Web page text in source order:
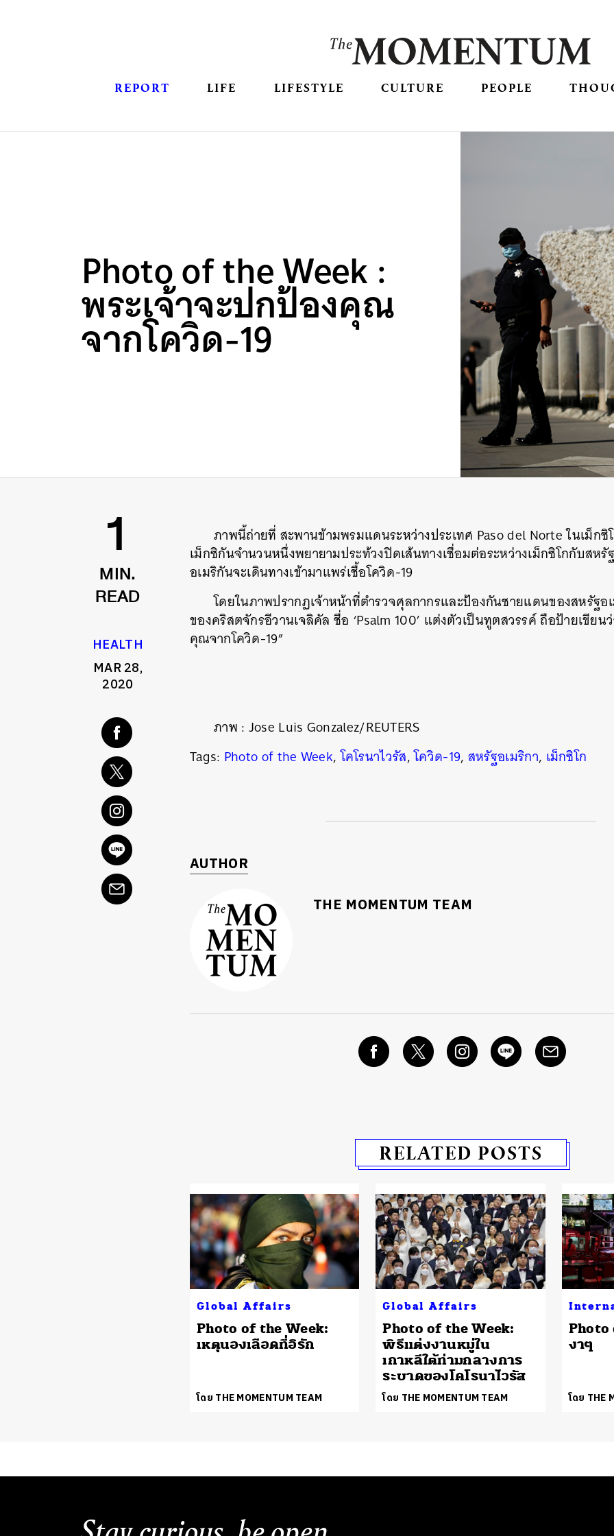
REPORT LIFE LIFESTYLE CULTURE PEOPLE
Photo of the Week :
พระเจ้าจะปกป้องคุณ
จากโควิด-19
1
MIN.
READ
HEALTH
MAR 28,
2020
ภาพนี้ถ่ายที่ สะพานข้ามพรมแดนระหว่างประเทศ Paso del Norteในเม็กซิ
เม็กซิกันจำนวนหนึ่งพยายามประท้วงปิดเส้นทางเชื่อมต่อระหว่างเม็กซิโกกับสหรั
อเมริกันจะเดินทางเข้ามาแพร่เชื้อโควิด-19
โดยในภาพปรากฏเจ้าหน้าที่ตำรวจศุลกากรและป้องกันชายแดนของสหรัฐอ
ของคริสตจักรอีวานเจลิคัล ชื่อ ‘Psalm 100’ แต่งตัวเป็นทูตสวรรค์ ถือป้ายเขียน
คุณจากโควิด-19”
ภาพ : Jose Luis Gonzalez/REUTERS
Tags: Photo of the Week,โคโรนาไวรัส,โควิด-19, สหรัฐอเมริกา, เม็กซิโก
AUTHOR
THE MOMENTUM TEAM
RELATED POSTS
Global Affairs
Photo of the Week:
เหตุนองเลือดที่อิรัก
โดย THE MOMENTUM TEAM
Global Affairs
Photo of the Week:
พิธีแต่งงานหมู่ใน
เกาหลีใต้ท่ามกลางการ
ระบาดของโคโรนาไวรัส
โดย THE MOMENTUM TEAM
Photo
งาๆ
โดย THE